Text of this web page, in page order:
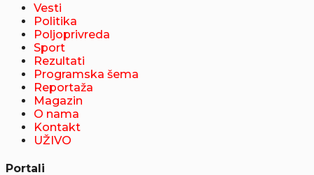
Vesti
Politika
Poljoprivreda
Sport
Rezultati
Programska šema
Reportaža
Magazin
O nama
Kontakt
UŽIVO
Portali